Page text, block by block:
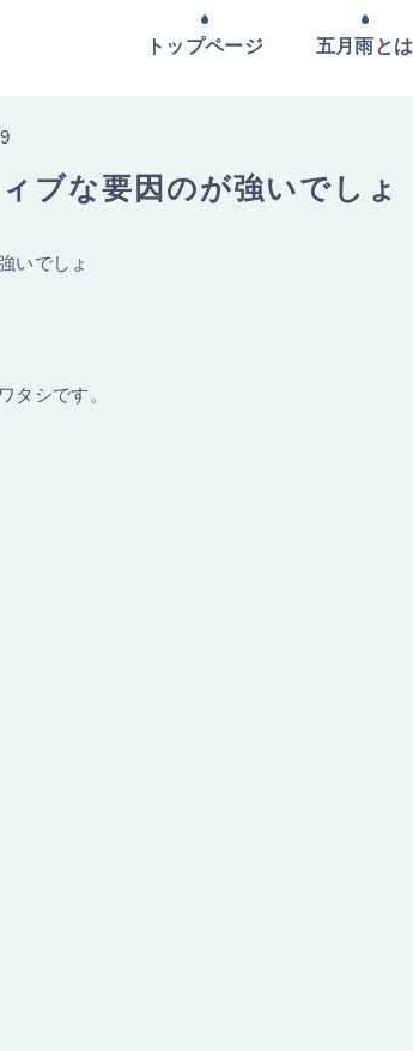
トップページ 五月雨とは
ブな要因のが強いでしょ
いでしょ
タシです。